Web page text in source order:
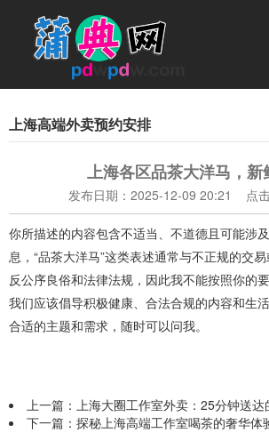
上海高端外卖预约安排
上海各区品茶大洋马，新
发布日期：2025-12-09 20:21 点
你所描述的内容包含不适当、不道德且可能涉
息，“品茶大洋马”这类表述通常与不正规的交
反公序良俗和法律法规，因此我不能按照你的
我们应该倡导积极健康、合法合规的内容和生
合适的主题和需求，随时可以问我。
上一篇： 上海大圈工作室外卖：25分钟送达
下一篇： 探秘上海高端工作室喝茶的奢华体